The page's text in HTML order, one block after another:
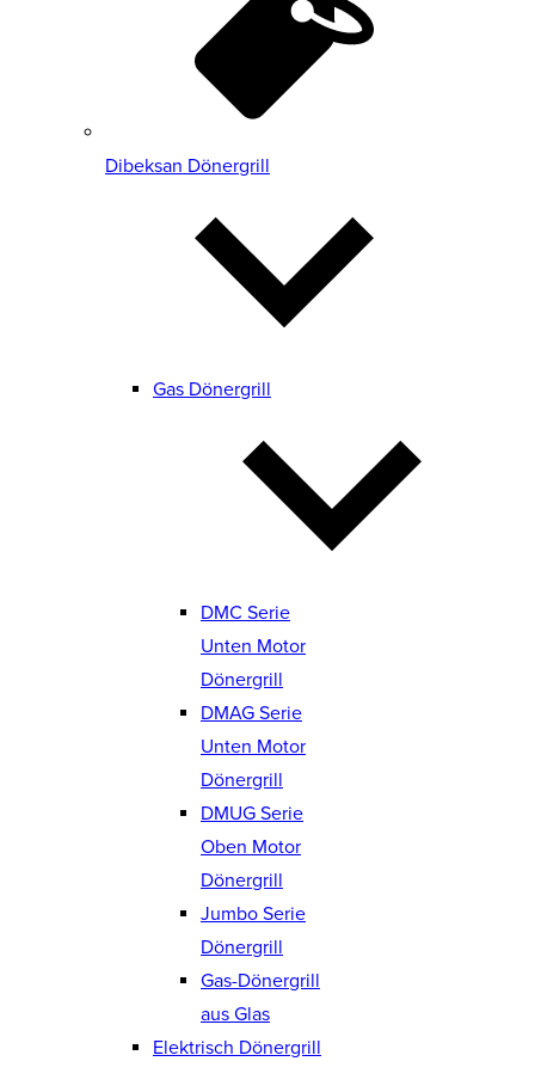
Dibeksan Dönergrill
Gas Dönergrill
DMC Serie
Unten Motor
Dönergrill
DMAG Serie
Unten Motor
Dönergrill
DMUG Serie
Oben Motor
Dönergrill
Jumbo Serie
Dönergrill
Gas-Dönergrill
aus Glas
Elektrisch Dönergrill